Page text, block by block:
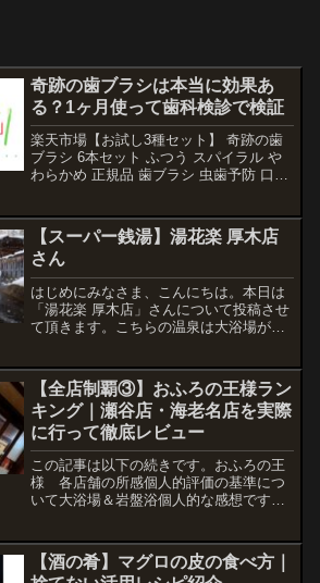
奇跡の歯ブラシは本当に効果あ
る？1ヶ月使って歯科検診で検証
楽天市場【お試し3種セット】 奇跡の歯
ブラシ 6本セット ふつう スパイラル や
わらかめ 正規品 歯ブラシ 虫歯予防 口臭
ノ 公式価格：3,940円（税...
【スーパー銭湯】湯花楽 厚木店
さん
はじめにみなさま、こんにちは。本日は
「湯花楽 厚木店」さんについて投稿させ
て頂きます。こちらの温泉は大浴場が印
せて頂きますね。ご利用料金について
は、2024年8月現在は...
【全店制覇③】おふろの王様ラン
キング｜瀬谷店・海老名店を実際
に行って徹底レビュー
この記事は以下の続きです。おふろの王
様 各店舗の所感個人的評価の基準につ
いて大浴場＆岩盤浴個人的な感想です。
ス(無料送迎は除く)停留所から徒歩3分圏
内星１：上記以外...
【酒の肴】マグロの皮の食べ方｜